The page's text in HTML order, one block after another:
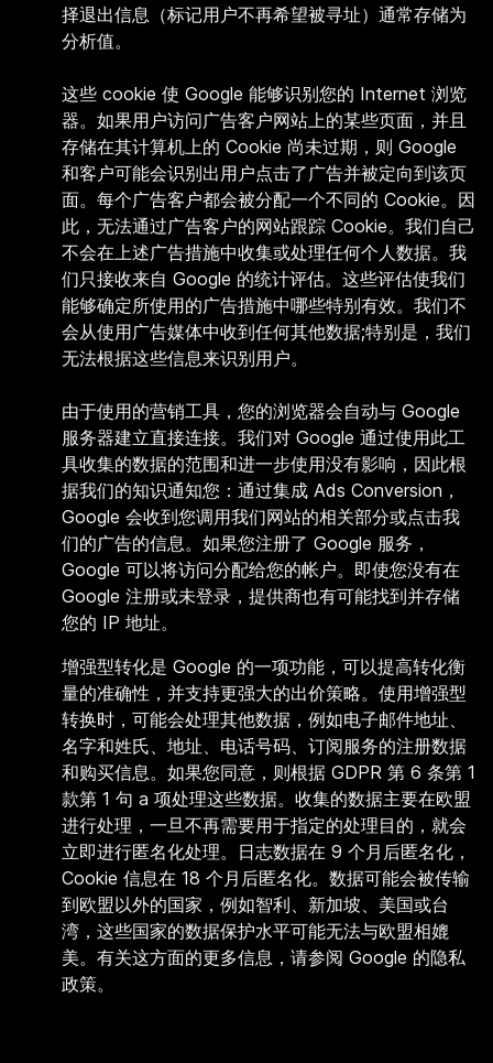
择退出信息（标记用户不再希望被寻址）通常存储为
分析值。
这些 cookie 使 Google 能够识别您的 Internet 浏览
器。如果用户访问广告客户网站上的某些页面，并且
存储在其计算机上的 Cookie 尚未过期，则 Google
和客户可能会识别出用户点击了广告并被定向到该页
面。每个广告客户都会被分配一个不同的 Cookie。因
此，无法通过广告客户的网站跟踪 Cookie。我们自己
不会在上述广告措施中收集或处理任何个人数据。我
们只接收来自 Google 的统计评估。这些评估使我们
能够确定所使用的广告措施中哪些特别有效。我们不
会从使用广告媒体中收到任何其他数据;特别是，我们
无法根据这些信息来识别用户。
由于使用的营销工具，您的浏览器会自动与 Google
服务器建立直接连接。我们对 Google 通过使用此工
具收集的数据的范围和进一步使用没有影响，因此根
据我们的知识通知您：通过集成 Ads Conversion，
Google 会收到您调用我们网站的相关部分或点击我
们的广告的信息。如果您注册了 Google 服务，
Google 可以将访问分配给您的帐户。即使您没有在
Google 注册或未登录，提供商也有可能找到并存储
您的 IP 地址。
增强型转化是 Google 的一项功能，可以提高转化衡
量的准确性，并支持更强大的出价策略。使用增强型
转换时，可能会处理其他数据，例如电子邮件地址、
名字和姓氏、地址、电话号码、订阅服务的注册数据
和购买信息。如果您同意，则根据 GDPR 第 6 条第 1
款第 1 句 a 项处理这些数据。收集的数据主要在欧盟
进行处理，一旦不再需要用于指定的处理目的，就会
立即进行匿名化处理。日志数据在 9 个月后匿名化，
Cookie 信息在 18 个月后匿名化。数据可能会被传输
到欧盟以外的国家，例如智利、新加坡、美国或台
湾，这些国家的数据保护水平可能无法与欧盟相媲
美。有关这方面的更多信息，请参阅 Google 的隐私
政策。